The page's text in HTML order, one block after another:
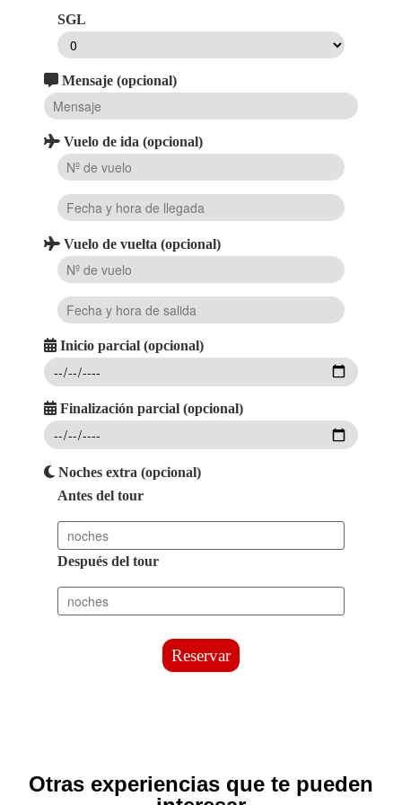
SGL
Mensaje (opcional)
Vuelo de ida (opcional)
Vuelo de vuelta (opcional)
Inicio parcial (opcional)
Finalización parcial (opcional)
Noches extra (opcional)
Antes del tour
Después del tour
Reservar
Otras experiencias que te pueden